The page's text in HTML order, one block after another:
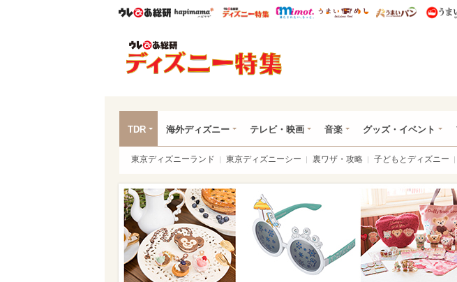
ウレぴあ総研ハピママ* ウレぴあ総研 ディズニー特集
mimot. うまいめし うまい
TDR 海外ディズニー テレビ・映画 音楽 グッズ・イベント
東京ディズニーランド 東京ディズニーシー 裏ワザ・攻略 子どもとディズニー